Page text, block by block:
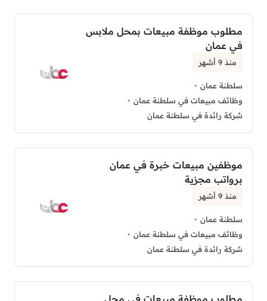
مطلوب موظفة مبيعات بمحل ملابس
في عمان
منذ 9 أشهر
سلطنة عمان
وظائف مبيعات في سلطنة عمان
شركة رائدة في سلطنة عمان
موظفين مبيعات خبرة في عمان
برواتب مجزية
منذ 9 أشهر
سلطنة عمان
وظائف مبيعات في سلطنة عمان
شركة رائدة في سلطنة عمان